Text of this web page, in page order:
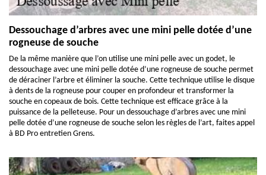
Dessouchage d’arbres avec une mini pelle dotée d’une
rogneuse de souche
De la même manière que l’on utilise une mini pelle avec un godet, le
dessouchage avec une mini pelle dotée d’une rogneuse de souche permet
de déraciner l’arbre et éliminer la souche. Cette technique utilise le disque
à dents de la rogneuse pour couper en profondeur et transformer la
souche en copeaux de bois. Cette technique est efficace grâce à la
puissance de la pelleteuse. Pour un dessouchage d’arbres avec une mini
pelle dotée d’une rogneuse de souche selon les règles de l’art, faites appel
à BD Pro entretien Grens.